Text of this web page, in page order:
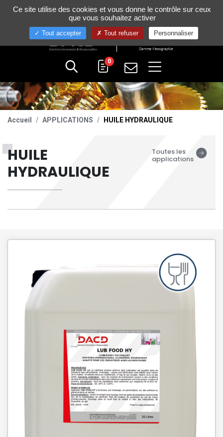
+33 (0)4 75 58 80 10
0
Accueil APPLICATIONS HUILE HYDRAULIQUE
HUILE
HYDRAULIQUE
Toutes les
applications
Gestion de vos préférences sur les cookies
Ce site utilise des cookies et vous donne le contrôle sur ceux
que vous souhaitez activer
Tout accepter Tout refuser Personnaliser